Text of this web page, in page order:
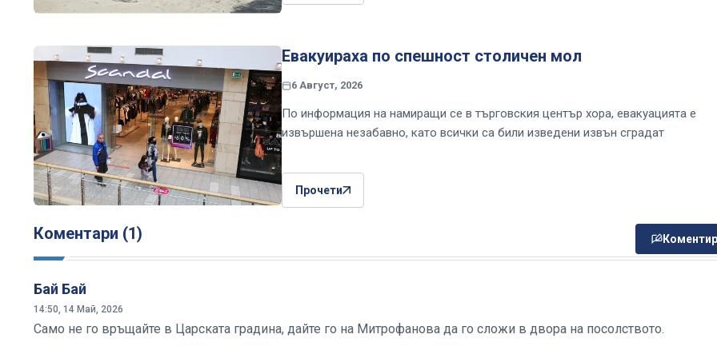
Евакуираха по спешност столичен мол
6 Август, 2026
По информация на намиращи се в търговския център хора, евакуацията е
извършена незабавно, като всички са били изведени извън сградат
Прочети
Коментари (1)
Бай Бай
14:50, 14 Май, 2026
Само не го връщайте в Царската градина, дайте го на Митрофанова да го сложи в двора на посолството.